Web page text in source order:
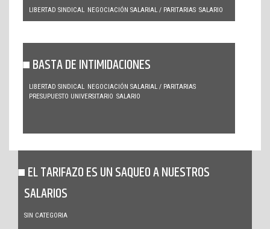
LIBERTAD SINDICAL NEGOCIACIÓN SALARIAL / PARITARIAS SALARIO
BASTA DE INTIMIDACIONES
LIBERTAD SINDICAL NEGOCIACIÓN SALARIAL / PARITARIAS
PRESUPUESTO UNIVERSITARIO SALARIO
EL TARIFAZO ES UN SAQUEO A NUESTROS
SALARIOS
SIN CATEGORIA